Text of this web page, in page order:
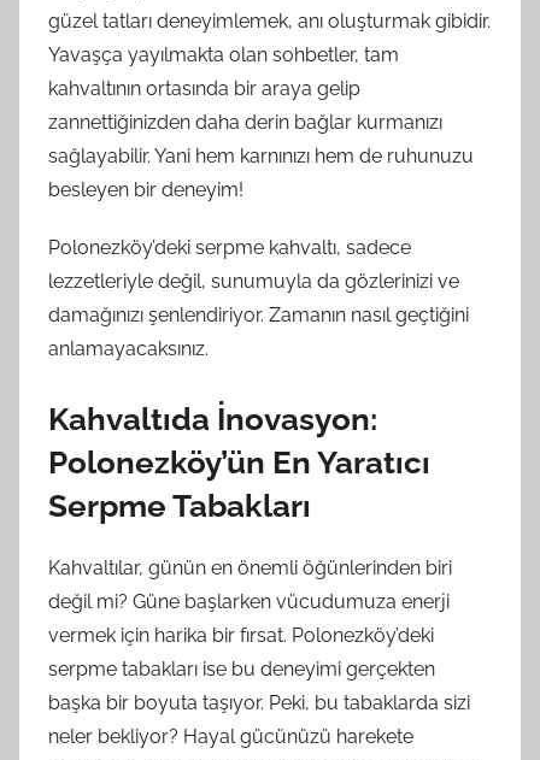
güzel tatları deneyimlemek, anı oluşturmak gibidir.
Yavaşça yayılmakta olan sohbetler, tam
kahvaltının ortasında bir araya gelip
zannettiğinizden daha derin bağlar kurmanızı
sağlayabilir. Yani hem karnınızı hem de ruhunuzu
besleyen bir deneyim!
Polonezköy’deki serpme kahvaltı, sadece
lezzetleriyle değil, sunumuyla da gözlerinizi ve
damağınızı şenlendiriyor. Zamanın nasıl geçtiğini
anlamayacaksınız.
Kahvaltıda İnovasyon:
Polonezköy’ün En Yaratıcı
Serpme Tabakları
Kahvaltılar, günün en önemli öğünlerinden biri
değil mi? Güne başlarken vücudumuza enerji
vermek için harika bir fırsat. Polonezköy’deki
serpme tabakları ise bu deneyimi gerçekten
başka bir boyuta taşıyor. Peki, bu tabaklarda sizi
neler bekliyor? Hayal gücünüzü harekete